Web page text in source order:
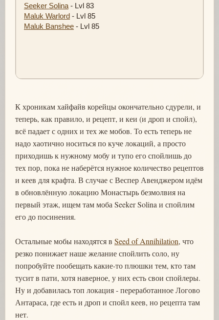
Seeker Solina - Lvl 83
Maluk Warlord - Lvl 85
Maluk Banshee - Lvl 85
К хроникам хайфайв корейцы окончательно сдурели, и
теперь, как правило, и рецепт, и кеи (и дроп и спойл),
всё падает с одних и тех же мобов. То есть теперь не
надо хаотично носиться по куче локаций, а просто
приходишь к нужному мобу и тупо его спойлишь до
тех пор, пока не наберётся нужное количество рецептов
и кеев для крафта. В случае с Веспер Авенджером идём
в обновлённую локацию Монастырь безмолвия на
первый этаж, ищем там моба Seeker Solina и спойлим
его до посинения.
Остальные мобы находятся в Seed of Annihilation, что
резко понижает наше желание спойлить соло, ну
попробуйте пообещать какие-то плюшки тем, кто там
тусит в пати, хотя наверное, у них есть свои спойлеры.
Ну и добавилась топ локация - переработанное Логово
Антараса, где есть и дроп и спойл кеев, но рецепта там
нет.